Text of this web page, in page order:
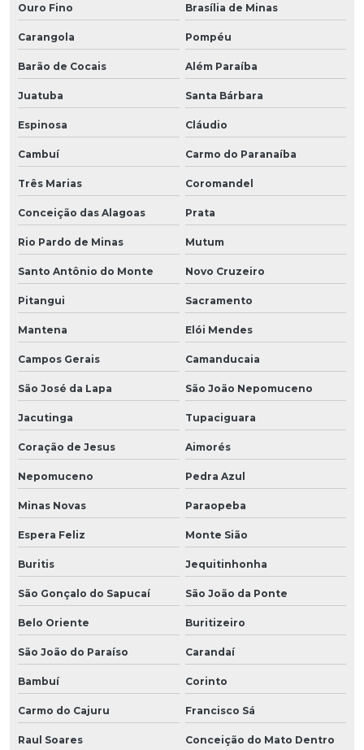
Ouro Fino Brasília de Minas
Carangola Pompéu
Barão de Cocais Além Paraíba
Juatuba Santa Bárbara
Espinosa Cláudio
Cambuí Carmo do Paranaíba
Três Marias Coromandel
Conceição das Alagoas Prata
Rio Pardo de Minas Mutum
Santo Antônio do Monte Novo Cruzeiro
Pitangui Sacramento
Mantena Elói Mendes
Campos Gerais Camanducaia
São José da Lapa São João Nepomuceno
Jacutinga Tupaciguara
Coração de Jesus Aimorés
Nepomuceno Pedra Azul
Minas Novas Paraopeba
Espera Feliz Monte Sião
Buritis Jequitinhonha
São Gonçalo do Sapucaí São João da Ponte
Belo Oriente Buritizeiro
São João do Paraíso Carandaí
Bambuí Corinto
Carmo do Cajuru Francisco Sá
Raul Soares Conceição do Mato Dentro